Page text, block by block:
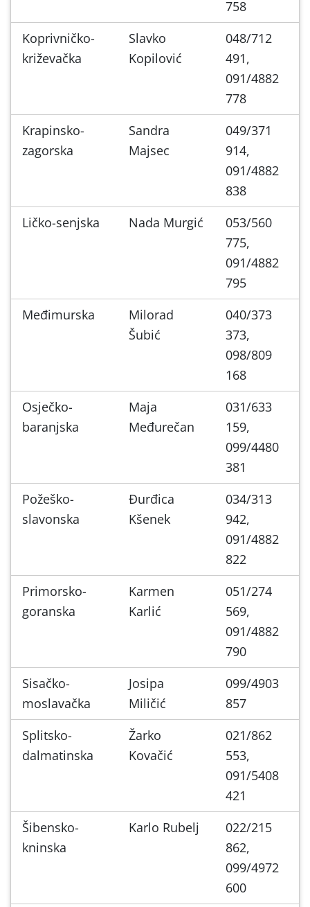
758
Koprivničko-
križevačka
Slavko
Kopilović
048/712
491,
091/4882
778
Krapinsko-
zagorska
Sandra
Majsec
049/371
914,
091/4882
838
Ličko-senjska
Nada Murgić
053/560
775,
091/4882
795
Međimurska
Milorad
Šubić
040/373
373,
098/809
168
Osječko-
baranjska
Maja
Međurečan
031/633
159,
099/4480
381
Požeško-
slavonska
Đurđica
Kšenek
034/313
942,
091/4882
822
Primorsko-
goranska
Karmen
Karlić
051/274
569,
091/4882
790
Sisačko-
moslavačka
Josipa
Miličić
099/4903
857
Splitsko-
dalmatinska
Žarko
Kovačić
021/862
553,
091/5408
421
Šibensko-
kninska
Karlo Rubelj
022/215
862,
099/4972
600